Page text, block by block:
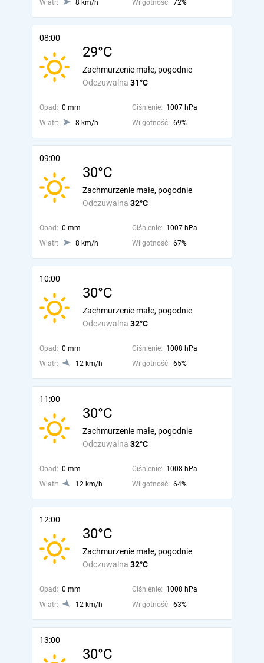
Wiatr: 8 km/h Wilgotność: 72%
08:00
29°C
Odczuwalna 31°C
Zachmurzenie małe, pogodnie
Opad: 0 mm Ciśnienie: 1007 hPa
Wiatr:
8 km/h Wilgotność: 69%
09:00
30°C
Odczuwalna 32°C
Zachmurzenie małe, pogodnie
Opad: 0 mm Ciśnienie: 1007 hPa
Wiatr:
8 km/h Wilgotność: 67%
10:00
30°C
Odczuwalna 32°C
Zachmurzenie małe, pogodnie
Opad: 0 mm Ciśnienie: 1008 hPa
Wiatr:
12 km/h Wilgotność: 65%
11:00
30°C
Odczuwalna 32°C
Zachmurzenie małe, pogodnie
Opad: 0 mm Ciśnienie: 1008 hPa
Wiatr:
12 km/h Wilgotność: 64%
12:00
30°C
Odczuwalna 32°C
Zachmurzenie małe, pogodnie
Opad: 0 mm Ciśnienie: 1008 hPa
Wiatr:
12 km/h Wilgotność: 63%
13:00
30°C